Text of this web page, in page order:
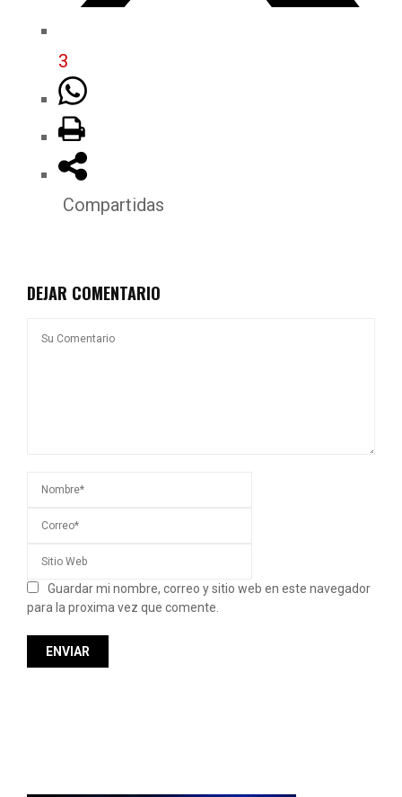
3
Compartidas
DEJAR COMENTARIO
Guardar mi nombre, correo y sitio web en este navegador
para la proxima vez que comente.